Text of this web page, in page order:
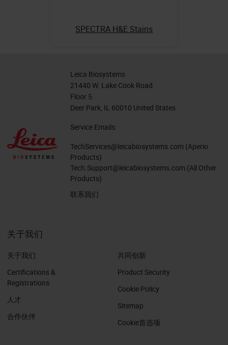
SPECTRA H&E Stains
Leica Biosystems
21440 W. Lake Cook Road
Floor 5
Deer Park, IL 60010 United States
Service Emails:
TechServices@leicabiosystems.com (Aperio
Products)
Tech.Support@leicabiosystems.com (All Other
Products)
联系我们
关于我们
关于我们
Certifications &
Registrations
人才
合作伙伴
共同创新
Product Security
Cookie Policy
Sitemap
Cookie首选项